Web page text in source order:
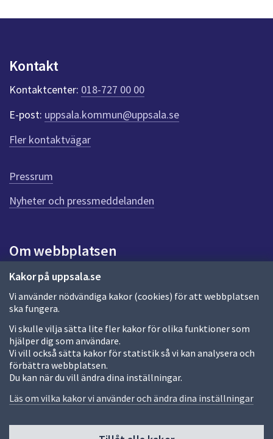
Kakor på uppsala.se
Vi använder nödvändiga kakor (cookies) för att webbplatsen
ska fungera.
Vi skulle vilja sätta lite fler kakor för olika funktioner som
hjälper dig som användare.
Vi vill också sätta kakor för statistik så vi kan analysera och
förbättra webbplatsen.
Du kan när du vill ändra dina inställningar.
Läs om vilka kakor vi använder och ändra dina inställningar
p
k
t
e
f
r
d
n
n
a
a
Kontakt
Kontaktcenter: 018-727 00 00
E-post: uppsala.kommun@uppsala.se
Fler kontaktvägar
Pressrum
Nyheter och pressmeddelanden
Om webbplatsen
Om webbplatsen
Allmänna handlingar och diarium
Behandling av personuppgifter
Kakor
Språk (other languages)
Tillgänglighetsredogörelse